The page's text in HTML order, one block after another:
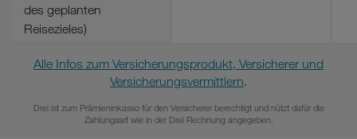
des geplanten
Reisezieles)
Alle Infos zum Versicherungsprodukt, Versicherer und
Versicherungsvermittlern.
Drei ist zum Prämieninkasso für den Versicherer berechtigt und nützt dafür die
Zahlungsart wie in der Drei Rechnung angegeben.